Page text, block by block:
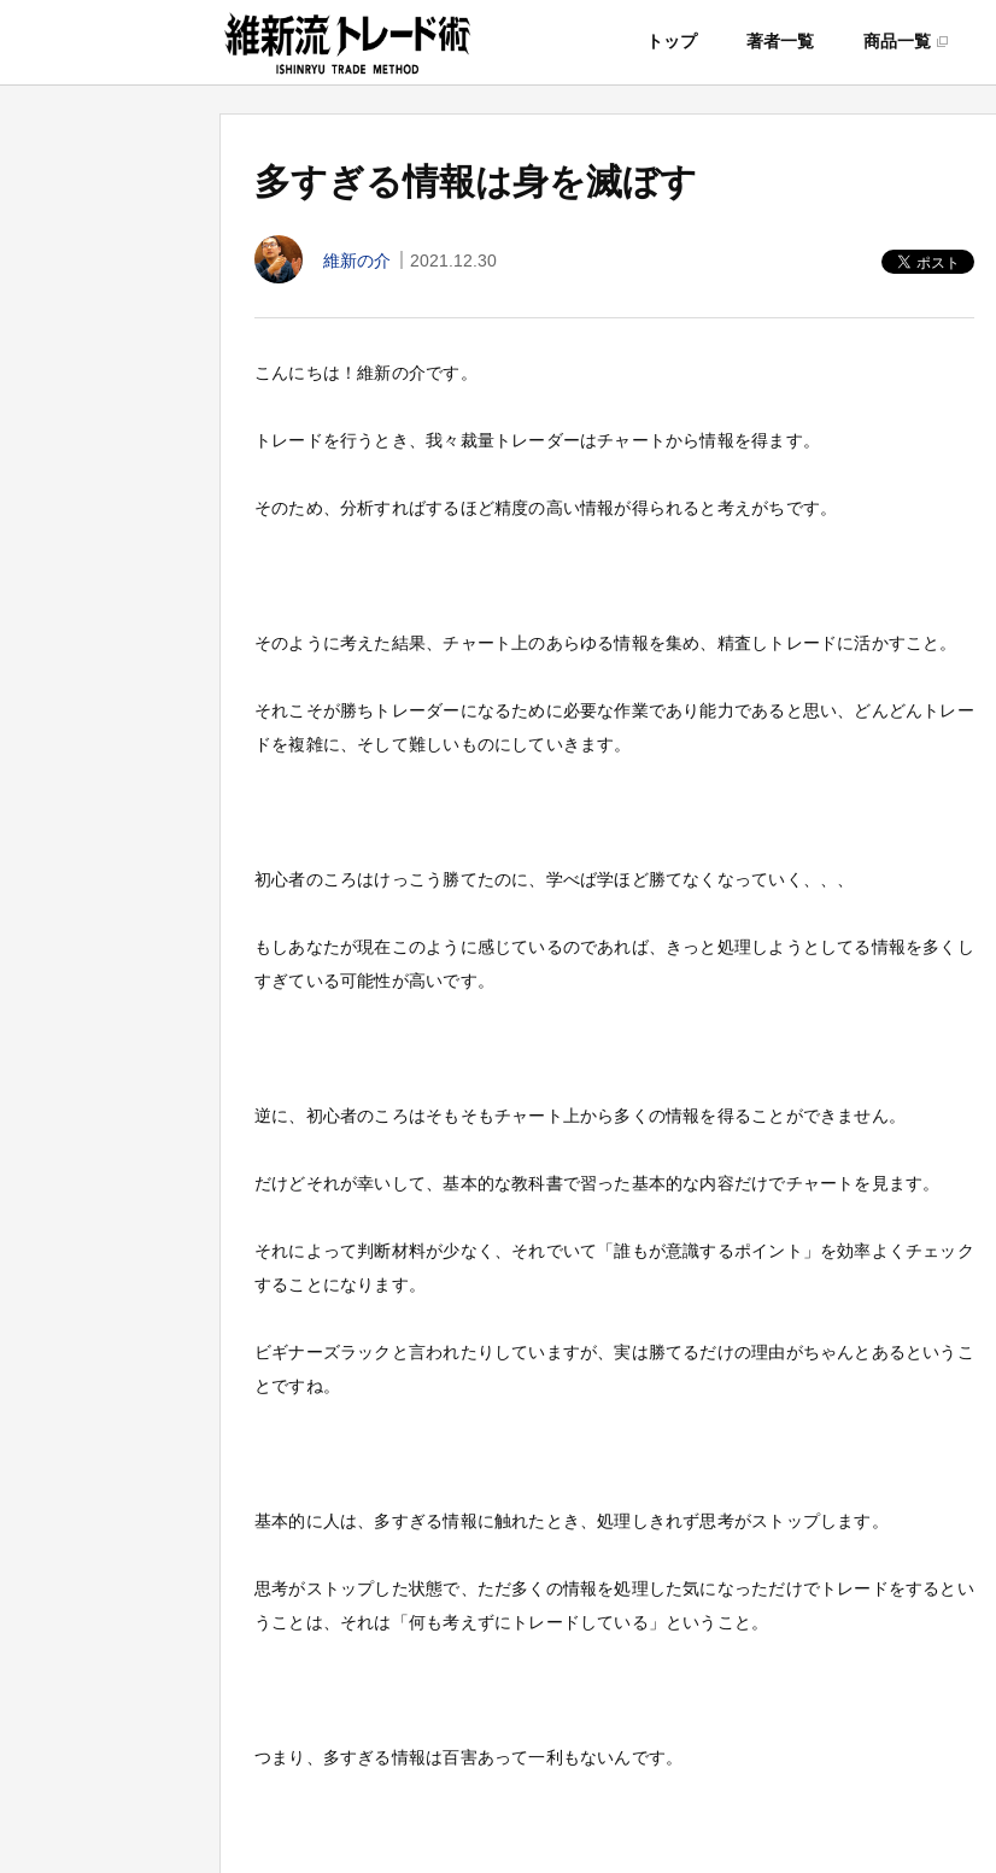
トップ 著者一覧 商品一覧
多すぎる情報は身を滅ぼす
維新の介 2021.12.30
こんにちは！維新の介です。
トレードを行うとき、我々裁量トレーダーはチャートから情報を得ます。
そのため、分析すればするほど精度の高い情報が得られると考えがちです。
そのように考えた結果、チャート上のあらゆる情報を集め、精査しトレードに活かすこと。
それこそが勝ちトレーダーになるために必要な作業であり能力であると思い、どんどんトレー
ドを複雑に、そして難しいものにしていきます。
初心者のころはけっこう勝てたのに、学べば学ほど勝てなくなっていく、、、
もしあなたが現在このように感じているのであれば、きっと処理しようとしてる情報を多くし
すぎている可能性が高いです。
逆に、初心者のころはそもそもチャート上から多くの情報を得ることができません。
だけどそれが幸いして、基本的な教科書で習った基本的な内容だけでチャートを見ます。
それによって判断材料が少なく、それでいて「誰もが意識するポイント」を効率よくチェック
することになります。
ビギナーズラックと言われたりしていますが、実は勝てるだけの理由がちゃんとあるというこ
とですね。
基本的に人は、多すぎる情報に触れたとき、処理しきれず思考がストップします。
思考がストップした状態で、ただ多くの情報を処理した気になっただけでトレードをするとい
うことは、それは「何も考えずにトレードしている」ということ。
つまり、多すぎる情報は百害あって一利もないんです。